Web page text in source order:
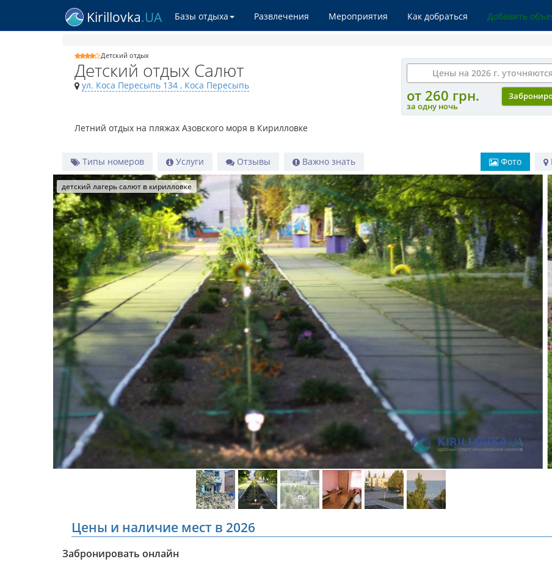
Kirillovka.UA Базы отдыха Развлечения Мероприятия Как добраться Добавить
Детский отдых
Детский отдых Салют
ул. Коса Пересыпь 134 , Коса Пересыпь
Цены на 2026 г. уточняются
от 260 грн.
за одну ночь
Летний отдых на пляжах Азовского моря в Кирилловке
Типы номеров Услуги Отзывы Важно знать Фото
детский лагерь салют в кирилловке
Цены и наличие мест в 2026
Забронировать онлайн